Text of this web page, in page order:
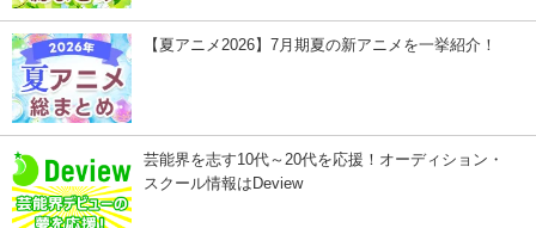
【夏アニメ2026】7月期夏の新アニメを一挙紹介！
芸能界を志す10代～20代を応援！オーディション・
スクール情報はDeview